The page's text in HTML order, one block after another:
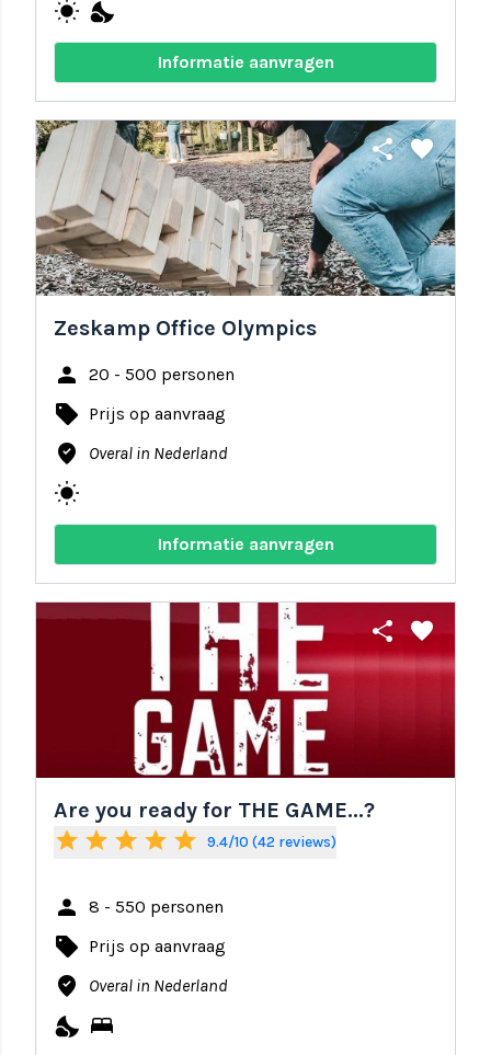
wb_sunny nights_stay
Informatie aanvragen
share favorite
Zeskamp Office Olympics
person 20 - 500 personen
local_offer Prijs op aanvraag
where_to_vote Overal in Nederland
wb_sunny
Informatie aanvragen
share favorite
Are you ready for THE GAME...?
star star star star star 9.4/10 (42 reviews)
person 8 - 550 personen
local_offer Prijs op aanvraag
where_to_vote Overal in Nederland
nights_stay bed